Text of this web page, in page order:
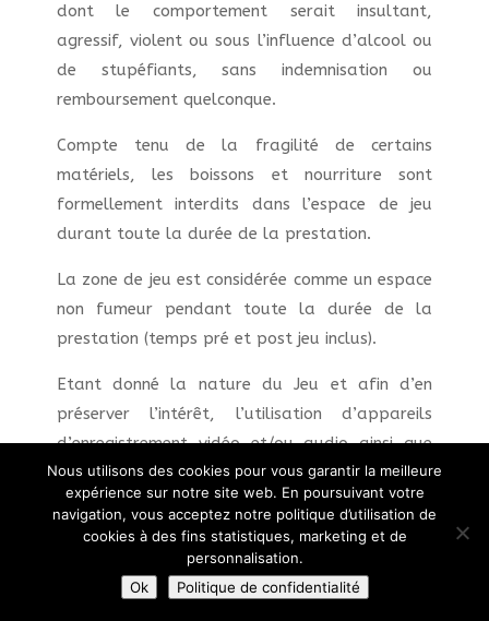
dont le comportement serait insultant,
agressif, violent ou sous l’influence d’alcool ou
de stupéfiants, sans indemnisation ou
remboursement quelconque.
Compte tenu de la fragilité de certains
matériels, les boissons et nourriture sont
formellement interdits dans l’espace de jeu
durant toute la durée de la prestation.
La zone de jeu est considérée comme un espace
non fumeur pendant toute la durée de la
prestation (temps pré et post jeu inclus).
Etant donné la nature du Jeu et afin d’en
préserver l’intérêt, l’utilisation d’appareils
d’enregistrement vidéo et/ou audio ainsi que
tout objet connecté autre que ceux fournis
dans le cadre du jeu est formellement
prohibée. L’utilisation d’appareils de ce type
pourra occasionner l’interruption définitive de
la prestation.
Nous utilisons des cookies pour vous garantir la meilleure
expérience sur notre site web. En poursuivant votre
navigation, vous acceptez notre politique d’utilisation de
cookies à des fins statistiques, marketing et de
personnalisation.
Ok
Politique de confidentialité